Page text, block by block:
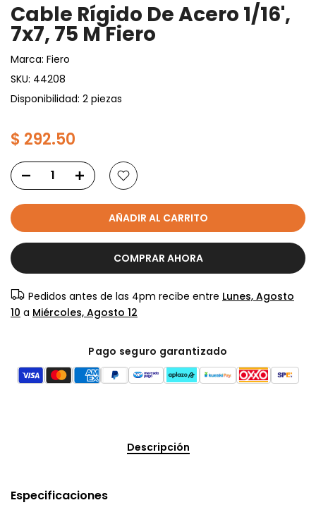
Cable Rígido De Acero 1/16',
7x7, 75 M Fiero
Marca: Fiero
SKU: 44208
Disponibilidad: 2 piezas
$ 292.50
AÑADIR AL CARRITO
COMPRAR AHORA
Pedidos antes de las 4pm recibe entre Lunes, Agosto
10 a Miércoles, Agosto 12
Pago seguro garantizado
Descripción
Especificaciones